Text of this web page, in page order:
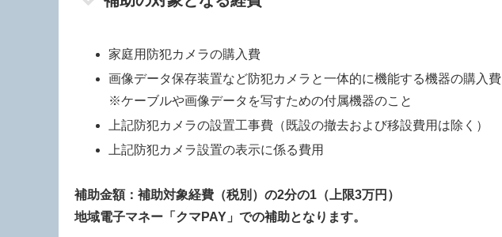
家庭用防犯カメラの購入費
画像データ保存装置など防犯カメラと一体的に機能する機器の購入費
※ケーブルや画像データを写すための付属機器のこと
上記防犯カメラの設置工事費（既設の撤去および移設費用は除く）
上記防犯カメラ設置の表示に係る費用
補助金額：補助対象経費（税別）の2分の1（上限3万円）
地域電子マネー「クマPAY」 での補助となります。